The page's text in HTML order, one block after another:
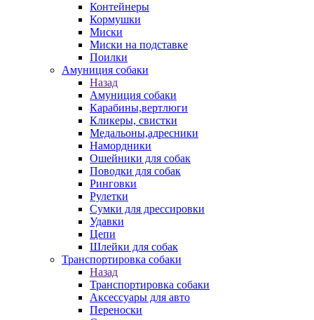
Контейнеры
Кормушки
Миски
Миски на подставке
Поилки
Амуниция собаки
Назад
Амуниция собаки
Карабины,вертлюги
Кликеры, свистки
Медальоны,адресники
Намордники
Ошейники для собак
Поводки для собак
Ринговки
Рулетки
Сумки для дрессировки
Удавки
Цепи
Шлейки для собак
Транспортировка собаки
Назад
Транспортировка собаки
Аксессуары для авто
Переноски